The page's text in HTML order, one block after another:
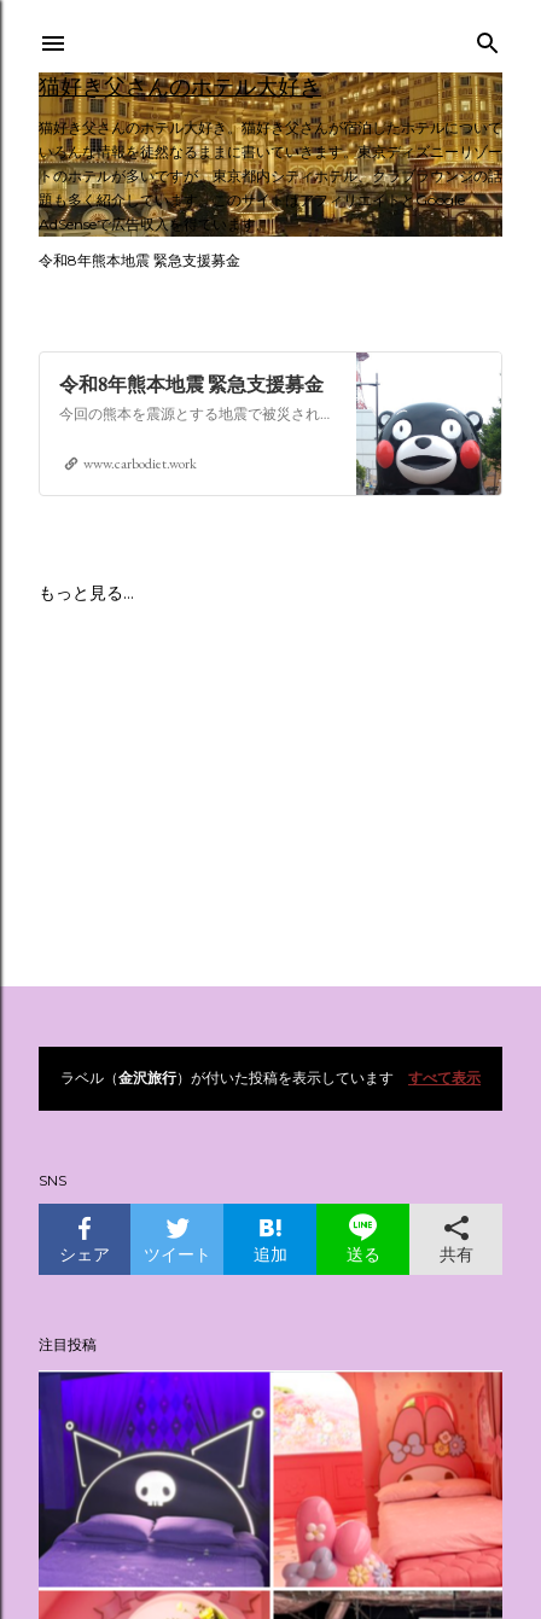
スキップしてメイン コンテンツに移動
猫好き父さんのホテル大好き
猫好き父さんのホテル大好き。猫好き父さんが宿泊したホテルについて
いろんな情報を徒然なるままに書いていきます。東京ディズニーリゾー
トのホテルが多いですが、東京都内シティホテル、クラブラウンジの話
題も多く紹介しています。このサイトはアフィリエイトとGoogle
AdSenseで広告収入を得ています。
令和8年熊本地震 緊急支援募金
令和8年熊本地震 緊急支援募金
今回の熊本を震源とする地震で被災された皆さままだまだ余震も続き大変な時間を過ごされていると思います。心よりお見舞い申し上げます
www.carbodiet.work
もっと見る…
投ラベル（金沢旅行）が付いた投稿を表示しています すべて表示
SNS
シェア ツイート 追加 送る 共有
注目投稿